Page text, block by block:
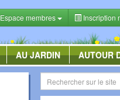
Espace membres Inscription
AU JARDIN AUTOUR